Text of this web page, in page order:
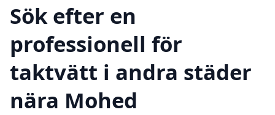
Sök efter en
professionell för
taktvätt i andra städer
nära Mohed